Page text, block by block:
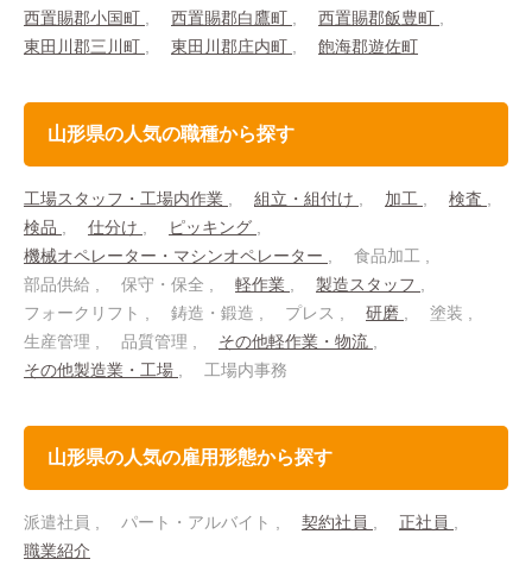
西置賜郡小国町
西置賜郡白鷹町
西置賜郡飯豊町
東田川郡三川町
東田川郡庄内町 飽海郡遊佐町
山形県の人気の職種から探す
工場スタッフ・工場内作業 組立・組付け 加工
検査
検品
仕分け
ピッキング
機械オペレーター・マシンオペレーター
食品加工
部品供給
保守・保全 軽作業
製造スタッフ
フォークリフト
鋳造・鍛造 プレス 研磨
塗装
生産管理
品質管理
その他軽作業・物流
その他製造業・工場
工場内事務
山形県の人気の雇用形態から探す
派遣社員 パート・アルバイト 契約社員
正社員
職業紹介